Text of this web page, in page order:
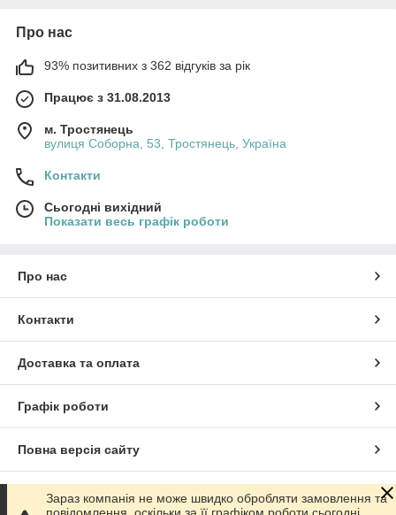
Про нас
93% позитивних з 362 відгуків за рік
Працює з 31.08.2013
м. Тростянець
вулиця Соборна, 53, Тростянець, Україна
Контакти
Сьогодні вихідний
Показати весь графік роботи
Про нас
Контакти
Доставка та оплата
Графік роботи
Повна версія сайту
Сайт створено на маркетплейсі Prom.ua
Зараз компанія не може швидко обробляти замовлення та